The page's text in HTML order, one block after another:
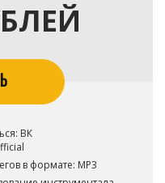
ВК
в формате: MP3